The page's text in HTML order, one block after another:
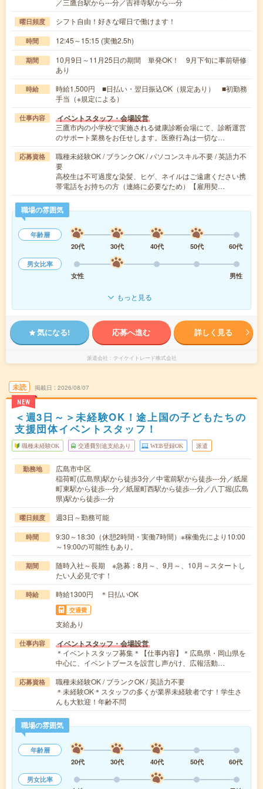
曜日頻度 シフト自由！好きな曜日で働けます！
時間 12:45～15:15 (実働2.5h)
期間
10月9日～11月25日の期間 単発OK！ 9月下旬に事前研修
あり
時給
時給1,500円 ■日払い・翌日振込OK（規定あり） ■初勤務
手当（※規定による）
仕事内容 イベントスタッフ・会場設営
三鷹市内の小学校で実施される健康診断会場にて、診断運営
のサポート業務をお任せします。医療行為は一切な…
応募資格
職種未経験OK / ブランクOK / パソコンスキル不要 / 英語力不
要
高校生は不可過度な染髪、ヒゲ、ネイルはご遠慮ください携
帯電話をお持ちの方（連絡に必要なため）【雇用契…
職場の雰囲気
年齢層
20代
30代 40代 50代
60代
男女比率
女性
男性
もっと見る
気になる! 応募へ進む 詳しく見る
派遣会社 テイケイトレード株式会社
未読
NEW
掲載日 2026/08/07
＜週3日～＞未経験OK！途上国の子どもたちの
支援団体イベントスタッフ！
職種未経験OK 交通費別途支給あり WEB登録OK 派遣
勤務地
広島市中区
稲荷町(広島県)駅から徒歩3分／中電前駅から徒歩---分／紙屋
町東駅から徒歩---分／紙屋町西駅から徒歩---分／八丁堀(広島
県)駅から徒歩---分
曜日頻度 週3日～勤務可能
時間
9:30～18:30（休憩2時間・実働7時間）※稼働先により10:00
～19:00の可能性もあり。
期間
随時入社～長期 ※急募：8月～、9月～、10月～スタートし
たい人必見です！
時給 時給1300円 ＊日払いOK
交通費
支給あり
仕事内容 イベントスタッフ・会場設営
＊イベントスタッフ募集＊【仕事内容】＊広島県・岡山県を
中心に、イベントブースを設営し声がけ、広報活動…
応募資格
職種未経験OK / ブランクOK / 英語力不要
＊未経験OK＊スタッフの多くが業界未経験者です！学生さ
んも大歓迎！年齢不問
職場の雰囲気
年齢層
20代
30代 40代 50代
60代
男女比率